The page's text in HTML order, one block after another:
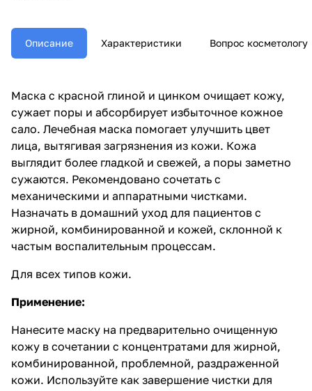
Описание Характеристики Вопрос косметологу
Маска с красной глиной и цинком очищает кожу,
сужает поры и абсорбирует избыточное кожное
сало. Лечебная маска помогает улучшить цвет
лица, вытягивая загрязнения из кожи. Кожа
выглядит более гладкой и свежей, а поры заметно
сужаются. Рекомендовано сочетать с
механическими и аппаратными чистками.
Назначать в домашний уход для пациентов с
жирной, комбинированной и кожей, склонной к
частым воспалительным процессам.
Для всех типов кожи.
Применение:
Нанесите маску на предварительно очищенную
кожу в сочетании с концентратами для жирной,
комбинированной, проблемной, раздраженной
кожи. Используйте как завершение чистки для